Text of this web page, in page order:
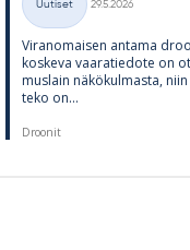
Kategoriat
Uutiset
29.5.2026
Vi­ran­omai­sen an­tama
kos­keva vaa­ra­tie­dote on
mus­lain nä­kö­kul­masta,
teko on...
Droonit